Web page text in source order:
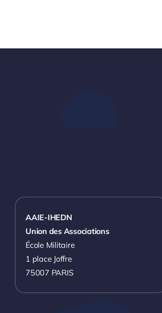
AAIE-IHEDN
Union des Associations
École Militaire
1 place Joffre
75007 PARIS